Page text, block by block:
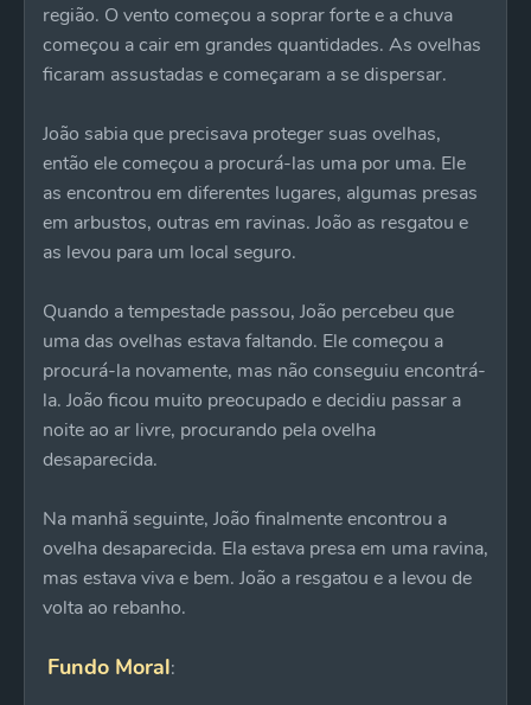
região. O vento começou a soprar forte e a chuva
começou a cair em grandes quantidades. As ovelhas
ficaram assustadas e começaram a se dispersar.
João sabia que precisava proteger suas ovelhas,
então ele começou a procurá-las uma por uma. Ele
as encontrou em diferentes lugares, algumas presas
em arbustos, outras em ravinas. João as resgatou e
as levou para um local seguro.
Quando a tempestade passou, João percebeu que
uma das ovelhas estava faltando. Ele começou a
procurá-la novamente, mas não conseguiu encontrá-
la. João ficou muito preocupado e decidiu passar a
noite ao ar livre, procurando pela ovelha
desaparecida.
Na manhã seguinte, João finalmente encontrou a
ovelha desaparecida. Ela estava presa em uma ravina,
mas estava viva e bem. João a resgatou e a levou de
volta ao rebanho.
Fundo Moral: